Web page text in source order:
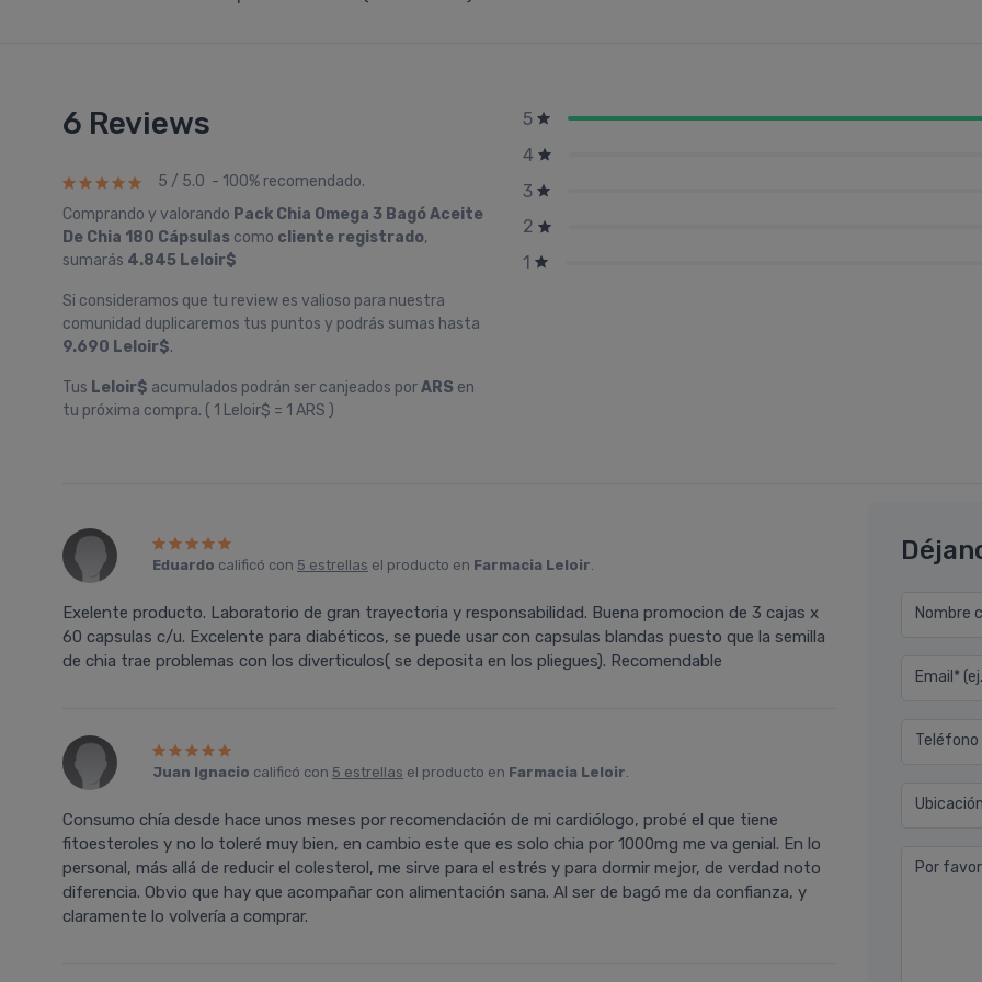
6 Reviews
5 / 5.0 - 100% recomendado.
Comprando y valorando Pack Chia Omega 3 Bagó Aceite
De Chia 180 Cápsulas como cliente registrado,
sumarás 4.845 Leloir$
Si consideramos que tu review es valioso para nuestra
comunidad duplicaremos tus puntos y podrás sumas hasta
9.690 Leloir$.
Tus Leloir$ acumulados podrán ser canjeados porARS en
tu próxima compra. ( 1 Leloir$ = 1 ARS )
5
4
3
2
1
Eduardo calificó con 5 estrellas el producto en Farmacia Leloir.
Exelente producto. Laboratorio de gran trayectoria y responsabilidad. Buena promocion de 3 cajas x
60 capsulas c/u. Excelente para diabéticos, se puede usar con capsulas blandas puesto que la semilla
de chia trae problemas con los diverticulos( se deposita en los pliegues). Recomendable
Juan Ignacio calificó con 5 estrellas el producto en Farmacia Leloir.
Consumo chía desde hace unos meses por recomendación de mi cardiólogo, probé el que tiene
fitoesteroles y no lo toleré muy bien, en cambio este que es solo chia por 1000mg me va genial. En lo
personal, más allá de reducir el colesterol, me sirve para el estrés y para dormir mejor, de verdad noto
diferencia. Obvio que hay que acompañar con alimentación sana. Al ser de bagó me da confianza, y
claramente lo volvería a comprar.
Nombre
Email*
Teléfono
Ubicación
Por